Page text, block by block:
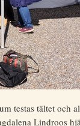
testas tältet och
Lindroos